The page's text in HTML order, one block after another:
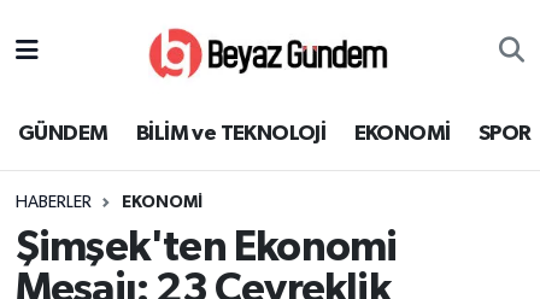
GÜNDEM BİLİM ve TEKNOLOJİ EKONOMİ SPOR
HABERLER EKONOMİ
Şimşek'ten Ekonomi
Mesajı: 23 Çeyreklik
EKONOMİ
SPOR
Süper Lig Puan Durumu ve Fikstür
Tüm Manşetler